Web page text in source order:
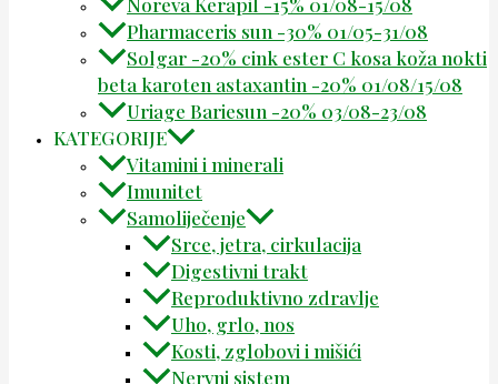
Pharmaceris sun -30% 01/05-31/08
Solgar -20% cink ester C kosa koža nokti
beta karoten astaxantin -20% 01/08/15/08
Uriage Bariesun -20% 03/08-23/08
KATEGORIJE
Vitamini i minerali
Imunitet
Samoliječenje
Srce, jetra, cirkulacija
Digestivni trakt
Reproduktivno zdravlje
Uho, grlo, nos
Kosti, zglobovi i mišići
Nervni sistem